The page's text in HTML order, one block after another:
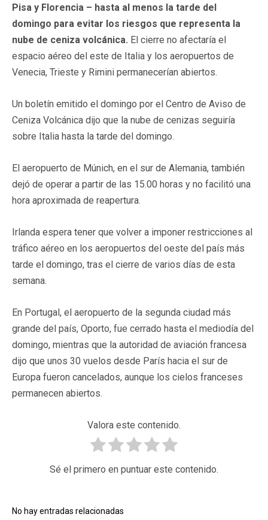
Pisa y Florencia – hasta al menos la tarde del
domingo para evitar los riesgos que representa la
nube de ceniza volcánica. El cierre no afectaría el
espacio aéreo del este de Italia y los aeropuertos de
Venecia, Trieste y Rimini permanecerían abiertos.
Un boletín emitido el domingo por el Centro de Aviso de
Ceniza Volcánica dijo que la nube de cenizas seguiría
sobre Italia hasta la tarde del domingo.
El aeropuerto de Múnich, en el sur de Alemania, también
dejó de operar a partir de las 15.00 horas y no facilitó una
hora aproximada de reapertura.
Irlanda espera tener que volver a imponer restricciones al
tráfico aéreo en los aeropuertos del oeste del país más
tarde el domingo, tras el cierre de varios días de esta
semana.
En Portugal, el aeropuerto de la segunda ciudad más
grande del país, Oporto, fue cerrado hasta el mediodía del
domingo, mientras que la autoridad de aviación francesa
dijo que unos 30 vuelos desde París hacia el sur de
Europa fueron cancelados, aunque los cielos franceses
permanecen abiertos.
Valora este contenido.
Sé el primero en puntuar este contenido.
No hay entradas relacionadas